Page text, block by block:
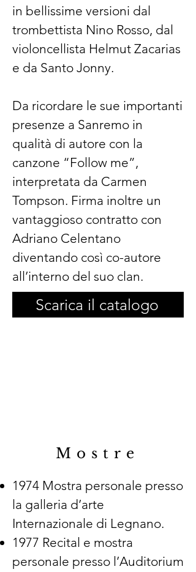
in bellissime versioni dal
trombettista Nino Rosso, dal
violoncellista Helmut Zacarias
e da Santo Jonny.
Da ricordare le sue importanti
presenze a Sanremo in
qualità di autore con la
canzone “Follow me”,
interpretata da Carmen
Tompson. Firma inoltre un
vantaggioso contratto con
Adriano Celentano
diventando così co-autore
all’interno del suo clan.
Scarica il catalogo
Mostre
1974 Mostra personale presso
la galleria d’arte
Internazionale di Legnano.
1977 Recital e mostra
personale presso l’Auditorium